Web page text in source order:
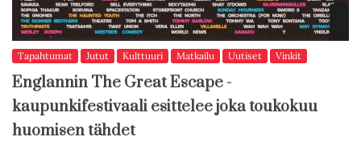
Tapahtumat Jutut Kulttuuri Matkailu Uutiset Vinkit
Englannin The Great Escape -
kaupunkifestivaali esittelee joka toukokuu
huomisen tähdet